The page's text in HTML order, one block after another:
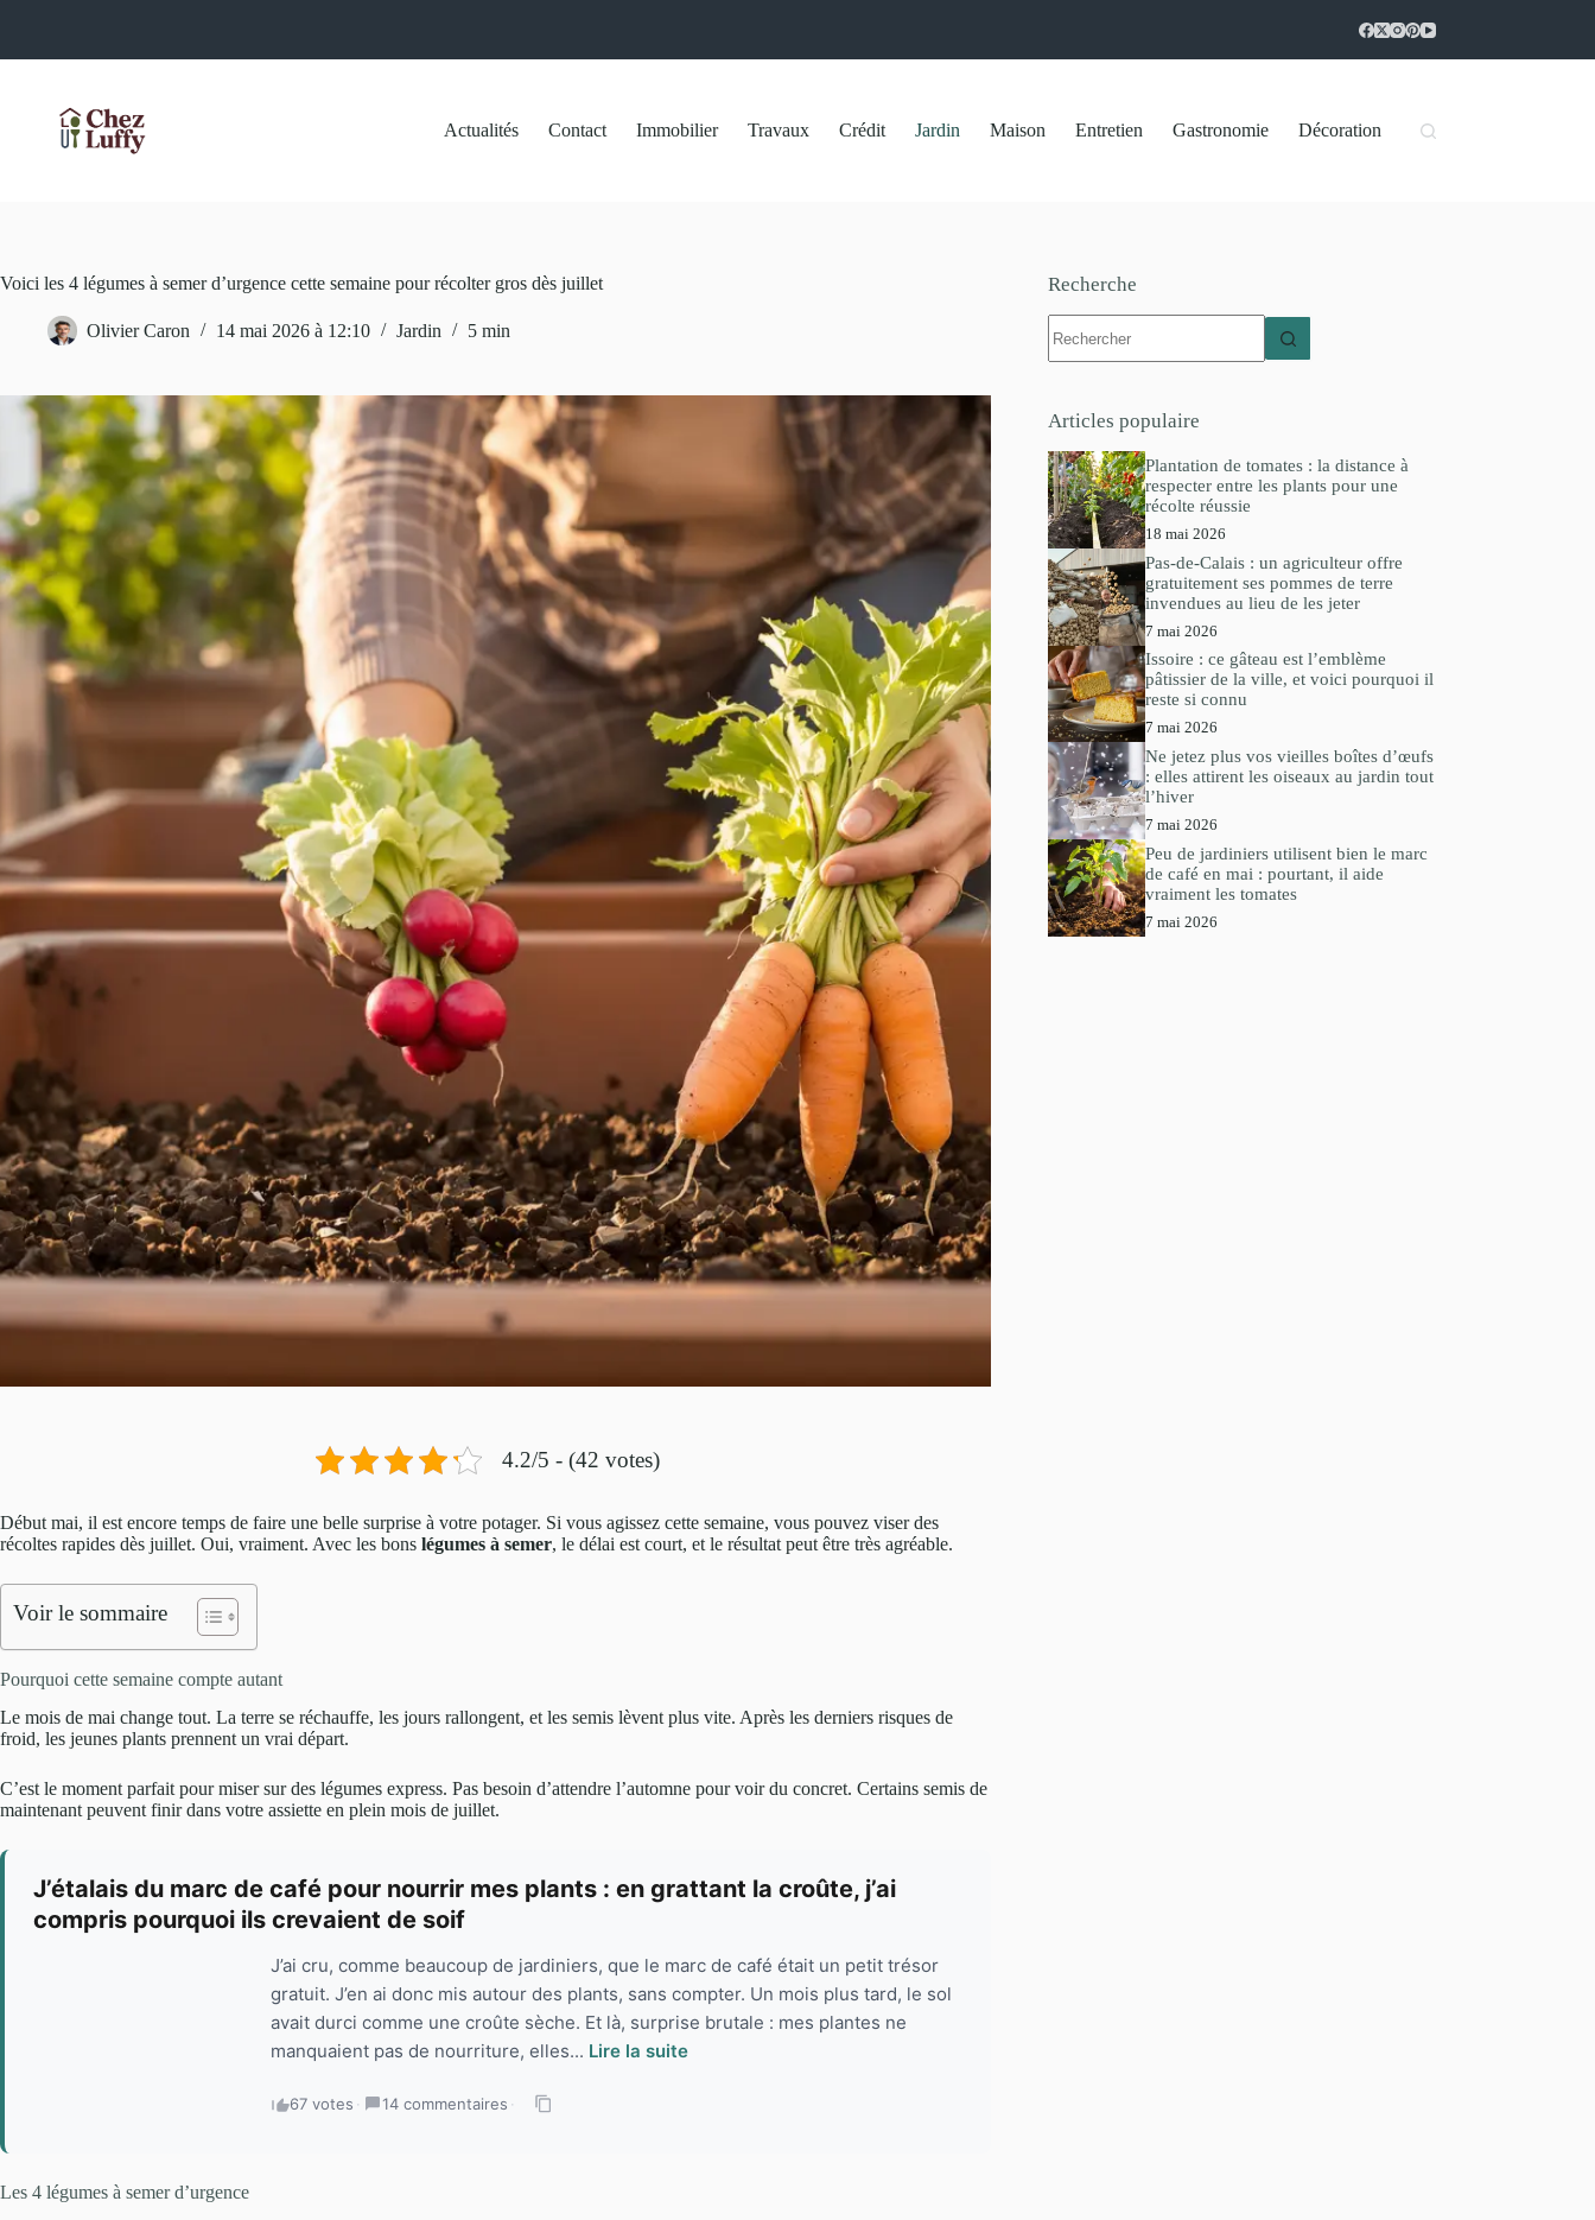
Actualités Contact Immobilier Travaux Crédit Jardin Maison Entretien Gastronomie Décoration
Voici les 4 légumes à semer d’urgence cette semaine pour récolter gros dès juillet
Olivier Caron 14 mai 2026 à 12:10 Jardin 5 min
4.2/5 - (42 votes)
Début mai, il est encore temps de faire une belle surprise à votre potager. Si vous agissez cette semaine, vous pouvez viser des
récoltes rapides dès juillet. Oui, vraiment. Avec les bons légumes à semer, le délai est court, et le résultat peut être très agréable.
Voir le sommaire
Pourquoi cette semaine compte autant
Le mois de mai change tout. La terre se réchauffe, les jours rallongent, et les semis lèvent plus vite. Après les derniers risques de
froid, les jeunes plants prennent un vrai départ.
C’est le moment parfait pour miser sur des légumes express. Pas besoin d’attendre l’automne pour voir du concret. Certains semis de
maintenant peuvent finir dans votre assiette en plein mois de juillet.
J’étalais du marc de café pour nourrir mes plants : en grattant la croûte, j’ai
compris pourquoi ils crevaient de soif
J’ai cru, comme beaucoup de jardiniers, que le marc de café était un petit trésor
gratuit. J’en ai donc mis autour des plants, sans compter. Un mois plus tard, le sol
avait durci comme une croûte sèche. Et là, surprise brutale : mes plantes ne
manquaient pas de nourriture, elles... Lire la suite
67 votes · 14 commentaires ·
Les 4 légumes à semer d’urgence
Recherche
résultat
Articles populaire
Plantation de tomates : la distance à
respecter entre les plants pour une
récolte réussie
18 mai 2026
Pas-de-Calais : un agriculteur offre
gratuitement ses pommes de terre
invendues au lieu de les jeter
7 mai 2026
Issoire : ce gâteau est l’emblème
pâtissier de la ville, et voici pourquoi il
reste si connu
7 mai 2026
Ne jetez plus vos vieilles boîtes d’œufs
: elles attirent les oiseaux au jardin tout
l’hiver
7 mai 2026
Peu de jardiniers utilisent bien le marc
de café en mai : pourtant, il aide
vraiment les tomates
7 mai 2026